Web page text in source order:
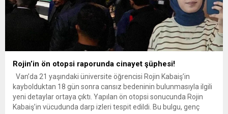
Rojin’in ön otopsi raporunda cinayet şüphesi!
Van’da 21 yaşındaki üniversite öğrencisi Rojin Kabaiş’in
kaybolduktan 18 gün sonra cansız bedeninin bulunmasıyla ilgili
yeni detaylar ortaya çıktı. Yapılan ön otopsi sonucunda Rojin
Kabaiş’in vücudunda darp izleri tespit edildi. Bu bulgu, genç